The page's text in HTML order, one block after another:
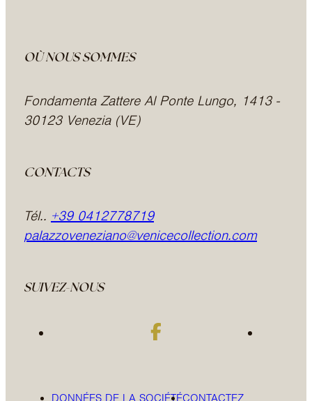
OÙ NOUS SOMMES
Fondamenta Zattere Al Ponte Lungo, 1413 -
30123 Venezia (VE)
CONTACTS
Tél.. +39 0412778719
palazzoveneziano@venicecollection.com
SUIVEZ-NOUS
DONNÉES DE LA SOCIÉTÉCONTACTEZ